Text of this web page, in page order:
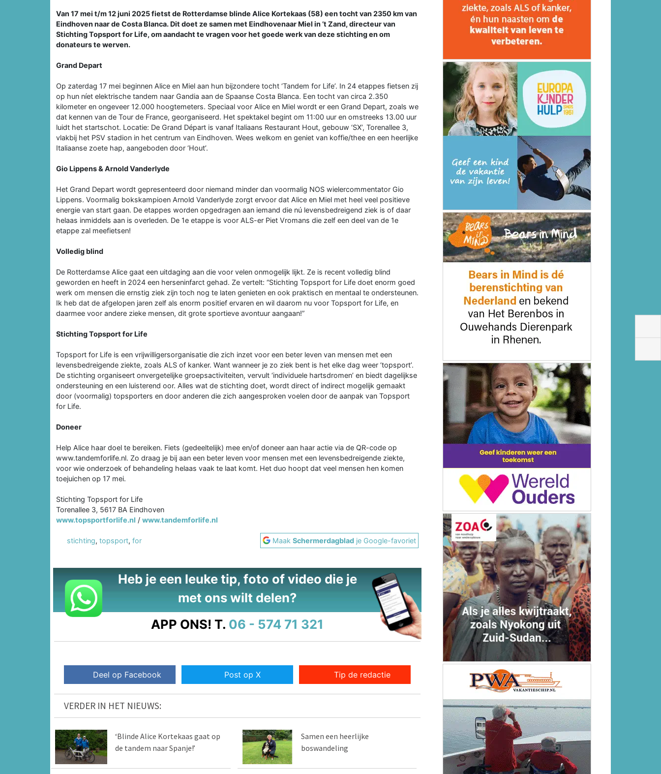
Van 17 mei t/m 12 juni 2025 fietst de Rotterdamse blinde Alice Kortekaas (58) een tocht van 2350 km van
Eindhoven naar de Costa Blanca. Dit doet ze samen met Eindhovenaar Miel in ’t Zand, directeur van
Stichting Topsport for Life, om aandacht te vragen voor het goede werk van deze stichting en om
donateurs te werven.
Grand Depart
Op zaterdag 17 mei beginnen Alice en Miel aan hun bijzondere tocht ‘Tandem for Life’. In 24 etappes fietsen zij
op hun níet elektrische tandem naar Gandia aan de Spaanse Costa Blanca. Een tocht van circa 2.350
kilometer en ongeveer 12.000 hoogtemeters. Speciaal voor Alice en Miel wordt er een Grand Depart, zoals we
dat kennen van de Tour de France, georganiseerd. Het spektakel begint om 11:00 uur en omstreeks 13.00 uur
luidt het startschot. Locatie: De Grand Départ is vanaf Italiaans Restaurant Hout, gebouw ‘SX’, Torenallee 3,
vlakbij het PSV stadion in het centrum van Eindhoven. Wees welkom en geniet van koffie/thee en een heerlijke
Italiaanse zoete hap, aangeboden door ‘Hout’.
Gio Lippens & Arnold Vanderlyde
Het Grand Depart wordt gepresenteerd door niemand minder dan voormalig NOS wielercommentator Gio
Lippens. Voormalig bokskampioen Arnold Vanderlyde zorgt ervoor dat Alice en Miel met heel veel positieve
energie van start gaan. De etappes worden opgedragen aan iemand die nú levensbedreigend ziek is of daar
helaas inmiddels aan is overleden. De 1e etappe is voor ALS-er Piet Vromans die zelf een deel van de 1e
etappe zal meefietsen!
Volledig blind
De Rotterdamse Alice gaat een uitdaging aan die voor velen onmogelijk lijkt. Ze is recent volledig blind
geworden en heeft in 2024 een herseninfarct gehad. Ze vertelt: “Stichting Topsport for Life doet enorm goed
werk om mensen die ernstig ziek zijn toch nog te laten genieten en ook praktisch en mentaal te ondersteunen.
Ik heb dat de afgelopen jaren zelf als enorm positief ervaren en wil daarom nu voor Topsport for Life, en
daarmee voor andere zieke mensen, dit grote sportieve avontuur aangaan!”
Stichting Topsport for Life
Topsport for Life is een vrijwilligersorganisatie die zich inzet voor een beter leven van mensen met een
levensbedreigende ziekte, zoals ALS of kanker. Want wanneer je zo ziek bent is het elke dag weer ‘topsport’.
De stichting organiseert onvergetelijke groepsactiviteiten, vervult ‘individuele hartsdromen’ en biedt dagelijkse
ondersteuning en een luisterend oor. Alles wat de stichting doet, wordt direct of indirect mogelijk gemaakt
door (voormalig) topsporters en door anderen die zich aangesproken voelen door de aanpak van Topsport
for Life.
Doneer
Help Alice haar doel te bereiken. Fiets (gedeeltelijk) mee en/of doneer aan haar actie via de QR-code op
www.tandemforlife.nl. Zo draag je bij aan een beter leven voor mensen met een levensbedreigende ziekte,
voor wie onderzoek of behandeling helaas vaak te laat komt. Het duo hoopt dat veel mensen hen komen
toejuichen op 17 mei.
Stichting Topsport for Life
Torenallee 3, 5617 BA Eindhoven
www.topsportforlife.nl / www.tandemforlife.nl
stichting, topsport, for MaakSchermerdagblad je Google-favoriet
Heb je een leuke tip, foto of video die je
met ons wilt delen?
APP ONS! T. 06 - 574 71 321
Deel op Facebook Post op X Tip de redactie
VERDER IN HET NIEUWS:
‘Blinde Alice Kortekaas gaat op
de tandem naar Spanje!’
Samen een heerlijke
boswandeling